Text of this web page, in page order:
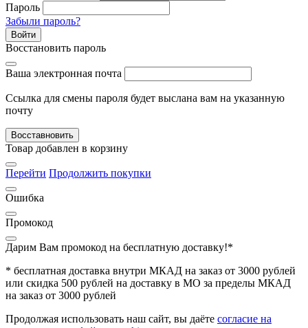
Пароль
Забыли пароль?
Войти
Восстановить пароль
Ваша электронная почта
Ссылка для смены пароля будет выслана вам на указанную
почту
Восставновить
Товар добавлен в корзину
Перейти Продолжить покупки
Ошибка
Промокод
Дарим Вам промокод на бесплатную доставку!*
* бесплатная доставка внутри МКАД на заказ от 3000 рублей
или скидка 500 рублей на доставку в МО за пределы МКАД
на заказ от 3000 рублей
Продолжая использовать наш сайт, вы даёте согласие на